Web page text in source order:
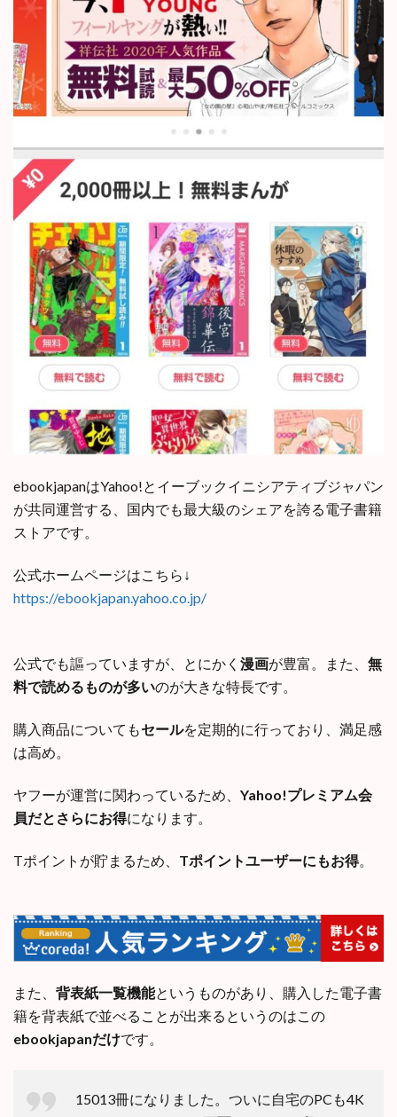
ebookjapanはYahoo!とイーブックイニシアティブジャパン
が共同運営する、国内でも最大級のシェアを誇る電子書籍
ストアです。
公式ホームページはこちら↓
https://ebookjapan.yahoo.co.jp/
公式でも謳っていますが、とにかく 漫画が豊富。また、 無
料で読めるものが多いのが大きな特長です。
購入商品についてもセールを定期的に行っており、満足感
は高め。
ヤフーが運営に関わっているため、 Yahoo!プレミアム会
員だとさらにお得になります。
Tポイントが貯まるため、 Tポイントユーザーにもお得。
また、 背表紙一覧機能というものがあり、購入した電子書
籍を背表紙で並べることが出来るというのはこの
ebookjapanだけです。
15013冊になりました。ついに自宅のPCも4K